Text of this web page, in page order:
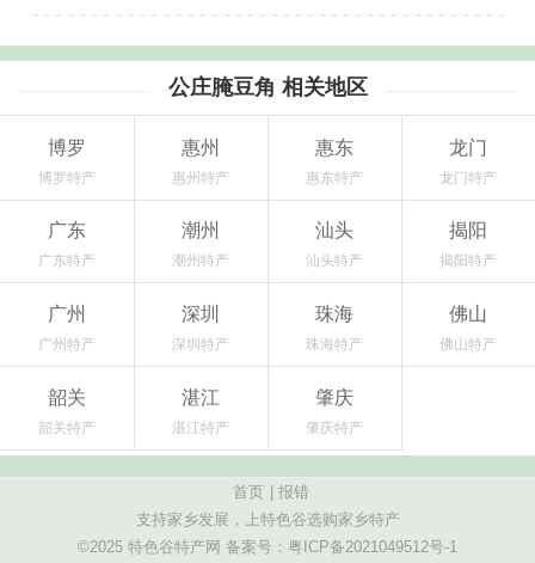
公庄腌豆角 相关地区
博罗
博罗特产
惠州
惠州特产
惠东
惠东特产
龙门
龙门特产
广东
广东特产
潮州
潮州特产
汕头
汕头特产
揭阳
揭阳特产
广州
广州特产
深圳
深圳特产
珠海
珠海特产
佛山
佛山特产
韶关
韶关特产
湛江
湛江特产
肇庆
肇庆特产
首页
报错
支持家乡发展，上特色谷选购家乡特产
©2025 特色谷特产网 备案号： 粤ICP备2021049512号-1